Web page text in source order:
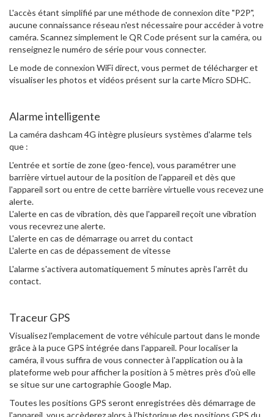
L'accès étant simplifié par une méthode de connexion dite "P2P",
aucune connaissance réseau n'est nécessaire pour accéder à votre
caméra. Scannez simplement le QR Code présent sur la caméra, ou
renseignez le numéro de série pour vous connecter.
Le mode de connexion WiFi direct, vous permet de télécharger et
visualiser les photos et vidéos présent sur la carte Micro SDHC.
Alarme intelligente
La caméra dashcam 4G intègre plusieurs systèmes d'alarme tels
que :
L'entrée et sortie de zone (geo-fence), vous paramétrer une
barrière virtuel autour de la position de l'appareil et dès que
l'appareil sort ou entre de cette barrière virtuelle vous recevez une
alerte.
L'alerte en cas de vibration, dès que l'appareil reçoit une vibration
vous recevrez une alerte.
L'alerte en cas de démarrage ou arret du contact
L'alerte en cas de dépassement de vitesse
L'alarme s'activera automatiquement 5 minutes après l'arrêt du
contact.
Traceur GPS
Visualisez l'emplacement de votre véhicule partout dans le monde
grâce à la puce GPS intégrée dans l'appareil. Pour localiser la
caméra, il vous suffira de vous connecter à l'application ou à la
plateforme web pour afficher la position à 5 mètres près d'où elle
se situe sur une cartographie Google Map.
Toutes les positions GPS seront enregistrées dès démarrage de
l'appareil, vous accèderez alors à l'historique des positions GPS du